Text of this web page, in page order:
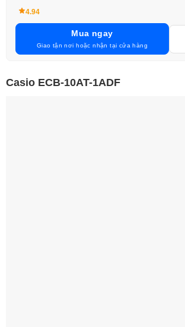
4.94
Mua ngay
Giao tận nơi hoặc nhận tại cửa hàng
Casio ECB-10AT-1ADF